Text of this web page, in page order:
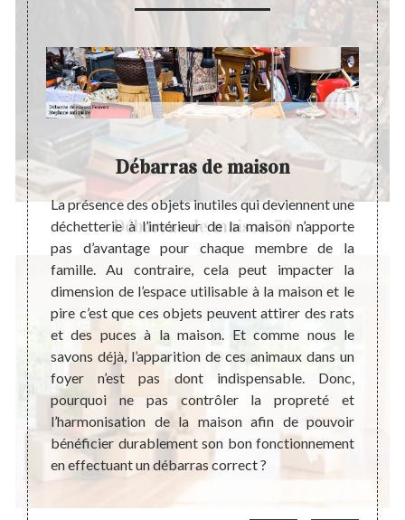
Débarras de maison 79
lieu
le
de
: le
ou
soit
un
Débarras de maison
La présence des objets inutiles qui deviennent une
déchetterie à l’intérieur de la maison n’apporte
pas d’avantage pour chaque membre de la
famille. Au contraire, cela peut impacter la
dimension de l’espace utilisable à la maison et le
pire c’est que ces objets peuvent attirer des rats
et des puces à la maison. Et comme nous le
savons déjà, l’apparition de ces animaux dans un
foyer n’est pas dont indispensable. Donc,
pourquoi ne pas contrôler la propreté et
l’harmonisation de la maison afin de pouvoir
bénéficier durablement son bon fonctionnement
en effectuant un débarras correct ?
Dans
une
pour
est
pour
coût